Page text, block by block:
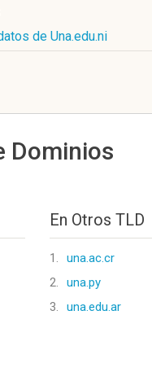
de Una.edu.ni
Dominios
En Otros TLD
1.
una.ac.cr
2.
una.py
3.
una.edu.ar